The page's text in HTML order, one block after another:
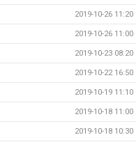
2019-10-26 11:20
2019-10-26 11:00
2019-10-23 08:20
2019-10-22 16:50
2019-10-19 11:10
2019-10-18 11:00
2019-10-18 10:30